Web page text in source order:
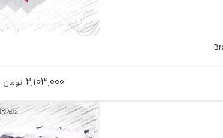
2,103,000 تومان